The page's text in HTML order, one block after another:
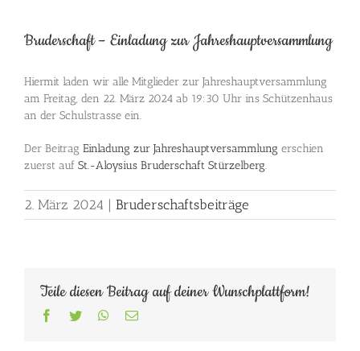
Bruderschaft – Einladung zur Jahreshauptversammlung
Hiermit laden wir alle Mitglieder zur Jahreshauptversammlung
am Freitag, den 22. März 2024 ab 19:30 Uhr ins Schützenhaus
an der Schulstrasse ein.
Der Beitrag Einladung zur Jahreshauptversammlung erschien
zuerst auf St.-Aloysius Bruderschaft Stürzelberg.
2. März 2024 | Bruderschaftsbeiträge
Teile diesen Beitrag auf deiner Wunschplattform!
Facebook
Twitter WhatsApp
E-